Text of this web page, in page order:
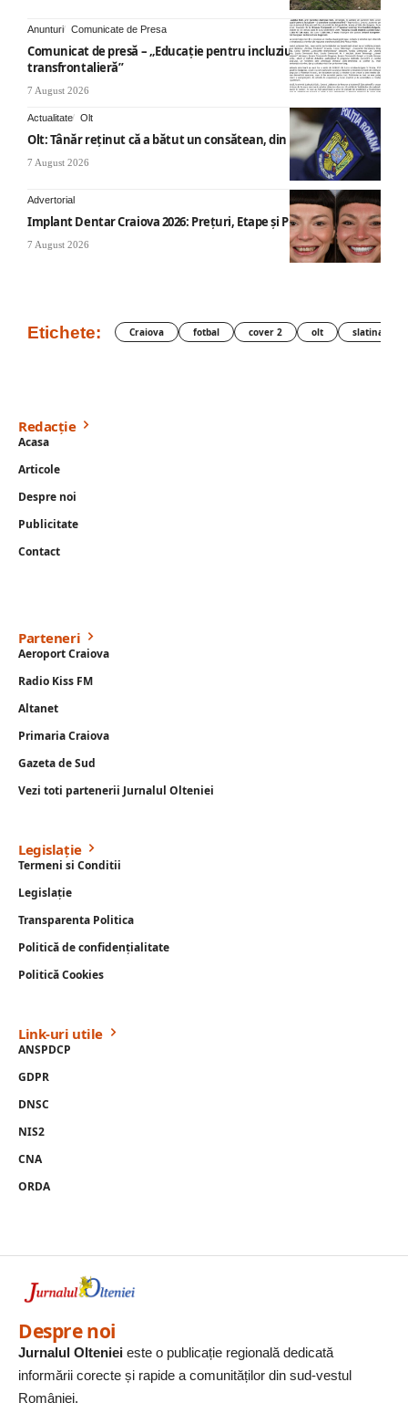
Anunturi Comunicate de Presa
Comunicat de presă – „Educație pentru incluziune – O abordare
transfrontalieră”
7 August 2026
Actualitate Olt
Olt: Tânăr reţinut că a bătut un consătean, din cauza muzicii
7 August 2026
Advertorial
Implant Dentar Craiova 2026: Preţuri, Etape şi Plata în Rate
7 August 2026
Etichete: Craiova fotbal cover 2 olt slatina
Redacție
Acasa
Articole
Despre noi
Publicitate
Contact
Parteneri
Aeroport Craiova
Radio Kiss FM
Altanet
Primaria Craiova
Gazeta de Sud
Vezi toti partenerii Jurnalul Olteniei
Legislație
Termeni si Conditii
Legislație
Transparenta Politica
Politică de confidențialitate
Politică Cookies
Link-uri utile
ANSPDCP
GDPR
DNSC
NIS2
CNA
ORDA
Despre noi
Jurnalul Olteniei este o publicație regională dedicată
informării corecte și rapide a comunităților din sud-vestul
României.